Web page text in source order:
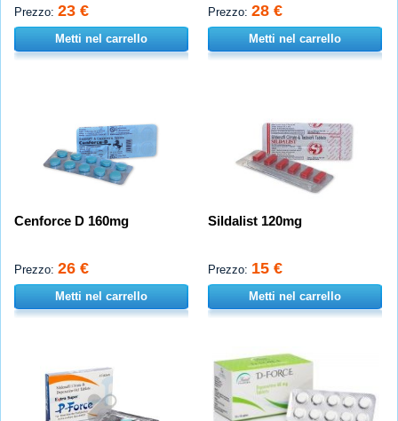
Prezzo: 23 €
Metti nel carrello
Prezzo: 28 €
Metti nel carrello
Cenforce D 160mg
Prezzo: 26 €
Metti nel carrello
Sildalist 120mg
Prezzo: 15 €
Metti nel carrello